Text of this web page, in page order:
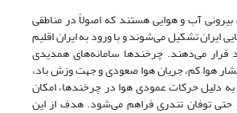
آب و هوایی هستند که اصولاً در مناطقی
ایران تشکیل می‌شوند و با ورود به ایران اقلیم
قرار می‌دهند. چرخندها سامانه‌های همدیدی
هوا کم، جریان هوا صعودی و جهت وزش باد،
دلیل حرکات عمودی هوا در چرخندها، امکان
حتی توفان تندری فراهم می‌شود. هدف از این